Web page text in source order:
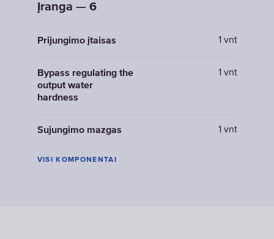
Įranga — 6
Prijungimo įtaisas 1 vnt
Bypass regulating the
output water
hardness
1 vnt
Sujungimo mazgas 1 vnt
VISI KOMPONENTAI